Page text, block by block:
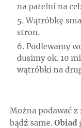
na patelni na
Wątróbkę
stron.
Podlewamy
dusimy ok. 10
wątróbki na
Można podawać
bądź same. Obiad